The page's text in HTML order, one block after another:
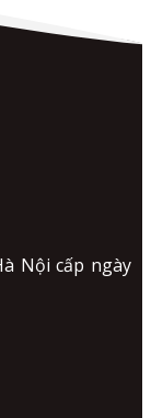
Nội cấp ngày